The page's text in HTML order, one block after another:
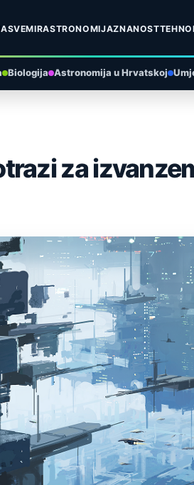
SVEMIRASTRONOMIJAZNANOST
Biologija Astronomija u Hrvatskoj
za